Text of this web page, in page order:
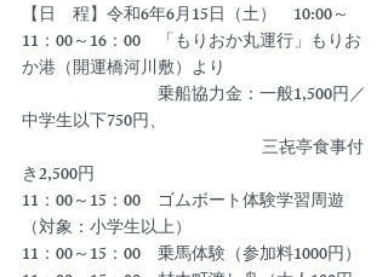
【日　程】令和6年6月15日（土）　10:00～
11：00～16：00　「もりおか丸運行」もりお
か港（開運橋河川敷）より
乗船協力金：一般1,500円／
中学生以下750円、
き2,500円
11：00～15：00　ゴムボート体験学習周遊
（対象：小学生以上）
11：00～15：00　乗馬体験（参加料1000円）